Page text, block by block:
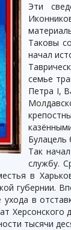
Эти
Таковы
начал
семье
Петра I,
Так
службу.
в
губернии.
в
тысячи